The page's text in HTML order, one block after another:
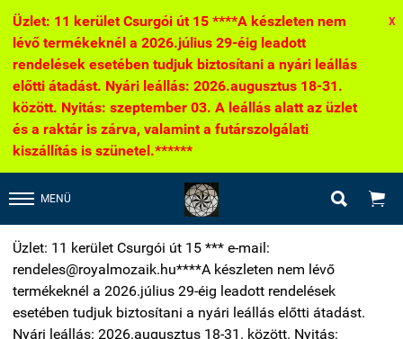
Üzlet: 11 kerület Csurgói út 15 ****A készleten nem
lévő termékeknél a 2026.július 29-éig leadott
rendelések esetében tudjuk biztosítani a nyári leállás
előtti átadást. Nyári leállás: 2026.augusztus 18-31.
között. Nyitás: szeptember 03. A leállás alatt az üzlet
és a raktár is zárva, valamint a futárszolgálati
kiszállítás is szünetel.******
X
MENÜ  
Üzlet: 11 kerület Csurgói út 15 *** e-mail:
rendeles@royalmozaik.hu****A készleten nem lévő
termékeknél a 2026.július 29-éig leadott rendelések
esetében tudjuk biztosítani a nyári leállás előtti átadást.
Nyári leállás: 2026.augusztus 18-31. között. Nyitás: